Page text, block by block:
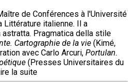
de Conférences à l'Université
Littérature italienne. Il a
Pragmatica della stile
Cartographie de la vie (Kimé,
avec Carlo Arcuri, Portulan.
(Presses Universitaires du
la suite